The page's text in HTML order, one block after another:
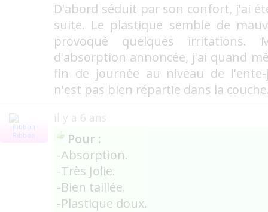
D'abord séduit par son confort, j'ai
suite. Le plastique semble de
provoqué quelques irritations.
d'absorption annoncée, j'ai quand
fin de journée au niveau de
n'est pas bien répartie dans la
Ribbon
il y a 6 ans
Pour :
-Absorption.
-Très Jolie.
-Bien taillée.
-Plastique doux.